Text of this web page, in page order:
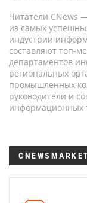
Читатели CNews
из самых
индустрии
составляют топ-
департаментов
региональных
промышленных
руководители и
информационных